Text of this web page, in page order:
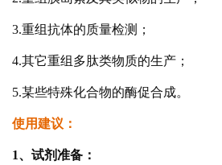
3.重组抗体的质量检测；
4.其它重组多肽类物质的生产；
5.某些特殊化合物的酶促合成。
使用建议：
1、试剂准备：